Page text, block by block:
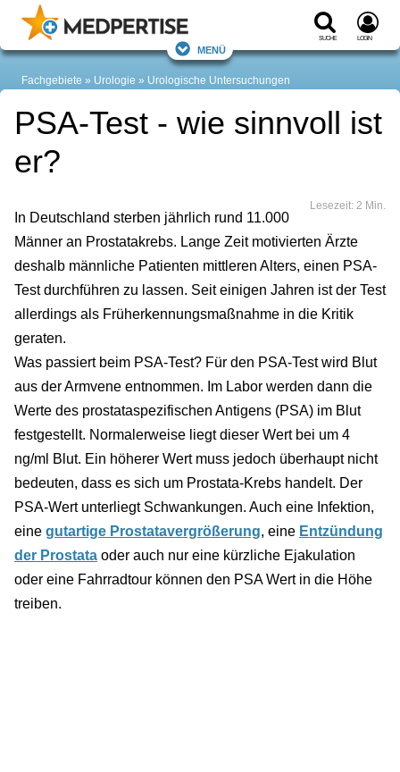
Suche Login
Menü
Fachgebiete Urologie Urologische Untersuchungen
PSA-Test - wie sinnvoll ist
er?
Lesezeit: 2 Min.
In Deutschland sterben jährlich rund 11.000
Männer an Prostatakrebs. Lange Zeit motivierten Ärzte
deshalb männliche Patienten mittleren Alters, einen PSA-
Test durchführen zu lassen. Seit einigen Jahren ist der Test
allerdings als Früherkennungsmaßnahme in die Kritik
geraten.
Was passiert beim PSA-Test? Für den PSA-Test wird Blut
aus der Armvene entnommen. Im Labor werden dann die
Werte des prostataspezifischen Antigens (PSA) im Blut
festgestellt. Normalerweise liegt dieser Wert bei um 4
ng/ml Blut. Ein höherer Wert muss jedoch überhaupt nicht
bedeuten, dass es sich um Prostata-Krebs handelt. Der
PSA-Wert unterliegt Schwankungen. Auch eine Infektion,
eine gutartige Prostatavergrößerung, eine Entzündung
der Prostata oder auch nur eine kürzliche Ejakulation
oder eine Fahrradtour können den PSA Wert in die Höhe
treiben.